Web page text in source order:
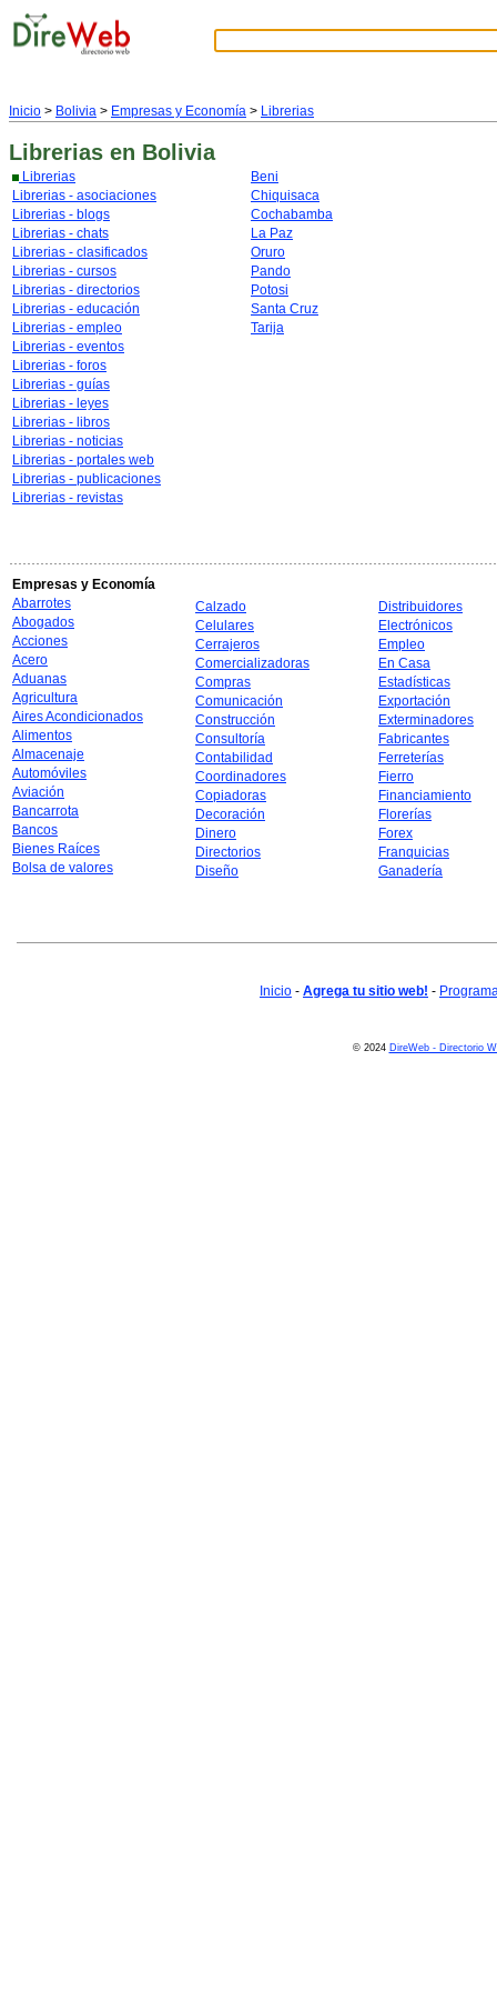
Inicio > Bolivia > Empresas y Economía > Librerias
Librerias en Bolivia
Librerias
Librerias - asociaciones
Librerias - blogs
Librerias - chats
Librerias - clasificados
Librerias - cursos
Librerias - directorios
Librerias - educación
Librerias - empleo
Librerias - eventos
Librerias - foros
Librerias - guías
Librerias - leyes
Librerias - libros
Librerias - noticias
Librerias - portales web
Librerias - publicaciones
Librerias - revistas
Beni
Chiquisaca
Cochabamba
La Paz
Oruro
Pando
Potosi
Santa Cruz
Tarija
Empresas y Economía
Abarrotes
Abogados
Acciones
Acero
Aduanas
Agricultura
Aires Acondicionados
Alimentos
Almacenaje
Automóviles
Aviación
Bancarrota
Bancos
Bienes Raíces
Bolsa de valores
Calzado
Celulares
Cerrajeros
Comercializadoras
Compras
Comunicación
Construcción
Consultoría
Contabilidad
Coordinadores
Copiadoras
Decoración
Dinero
Directorios
Diseño
Distribuidores
Electrónicos
Empleo
En Casa
Estadísticas
Exportación
Exterminadores
Fabricantes
Ferreterías
Fierro
Financiamiento
Florerías
Forex
Franquicias
Ganadería
Inicio - Agrega tu sitio web! -
© 2024 DireWeb - Directorio